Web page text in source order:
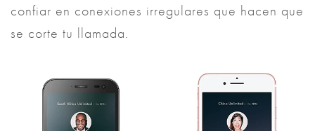
confiar en conexiones irregulares que hacen que
se corte tu llamada.